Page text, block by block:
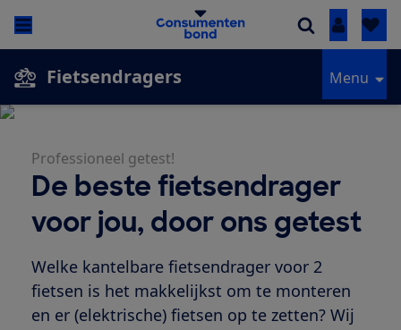
Inloggen
Fietsendragers Menu
Professioneel getest!
De beste fietsendrager
voor jou, door ons getest
Welke kantelbare fietsendrager voor 2
fietsen is het makkelijkst om te monteren
en er (elektrische) fietsen op te zetten? Wij